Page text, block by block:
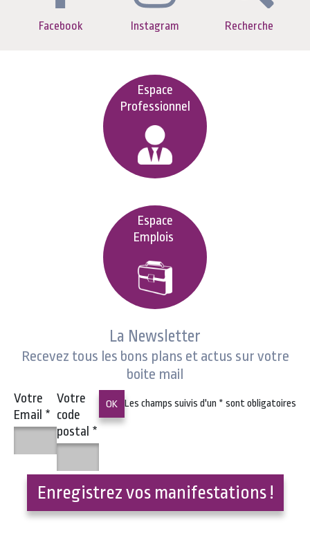
Facebook Instagram Recherche
Espace
Professionnel
Espace
Emplois
La Newsletter
Recevez tous les bons plans et actus sur votre
boite mail
Votre
Email *
Votre
code
postal *
Les champs suivis d'un * sont obligatoires
Enregistrez vos manifestations !